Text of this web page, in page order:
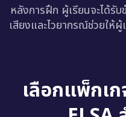
หลังการฝึก ผู้เรียนจะได้รั
เสียงและไวยากรณ์ช่วยให้
เลือกแพ็กเ